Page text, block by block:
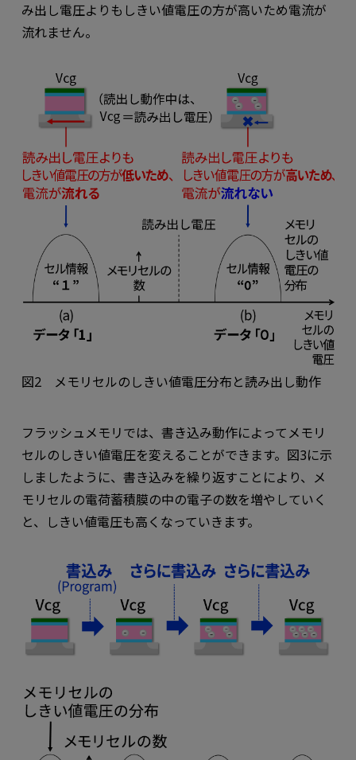
み出し電圧よりもしきい値電圧の方が高いため電流が
流れません。
図2 メモリセルのしきい値電圧分布と読み出し動作
フラッシュメモリでは、書き込み動作によってメモリ
セルのしきい値電圧を変えることができます。図3に示
しましたように、書き込みを繰り返すことにより、メ
モリセルの電荷蓄積膜の中の電子の数を増やしていく
と、しきい値電圧も高くなっていきます。